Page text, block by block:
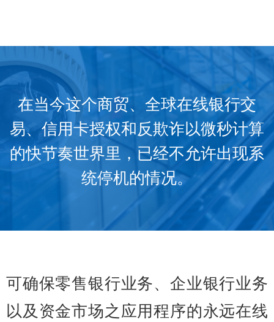
在当今这个商贸、全球在线银行交
易、信用卡授权和反欺诈以微秒计算
的快节奏世界里，已经不允许出现系
统停机的情况。
可确保零售银行业务、企业银行业务
以及资金市场之应用程序的永远在线